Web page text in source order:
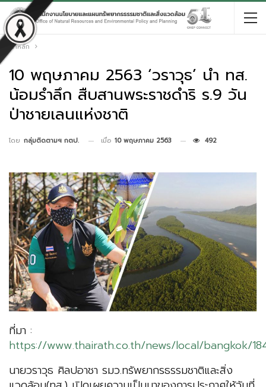
หน้าหลัก
10 พฤษภาคม 2563 ‘วราวุธ’ นำ ทส.
น้อมรำลึก สืบสานพระราชดำริ ร.9 วัน
ป่าชายเลนแห่งชาติ
โดย กลุ่มติดตามฯ กตป. เมื่อ 10 พฤษภาคม 2563 492
ที่มา :
https://www.thairath.co.th/news/local/bangkok/
นายวราวุธ ศิลปอาชา รมว.ทรัพยากรธรรมชาติและสิ่ง